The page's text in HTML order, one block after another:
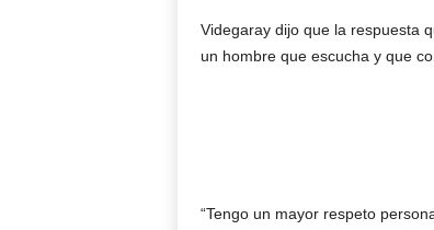
Videgaray dijo que la respuesta
un hombre que escucha y que
“Tengo un mayor respeto